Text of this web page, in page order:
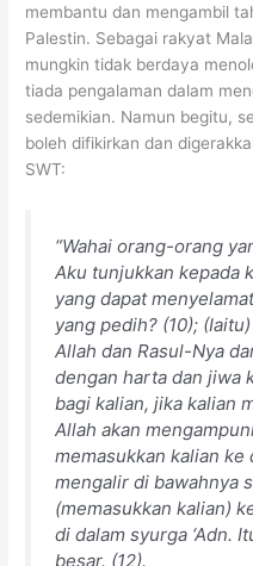
membantu dan mengambil
Palestin. Sebagai rakyat
mungkin tidak berdaya
tiada pengalaman dalam
sedemikian. Namun begitu,
boleh difikirkan dan
SWT:
“Wahai orang-orang
Aku tunjukkan kepada
yang dapat
yang pedih? (10);
Allah dan Rasul-Nya
dengan harta dan jiwa
bagi kalian, jika kalian
Allah akan
memasukkan kalian ke
mengalir di bawahnya
(memasukkan kalian)
di dalam syurga ‘Adn.
besar. (12).